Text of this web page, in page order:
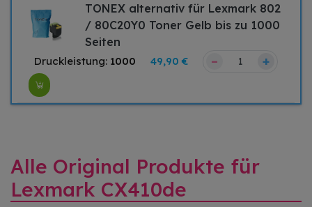
TONEX alternativ für Lexmark 802
/ 80C20Y0 Toner Gelb bis zu 1000
Seiten
Druckleistung: 1000 49,90 € – +
Alle Original Produkte für
Lexmark CX410de